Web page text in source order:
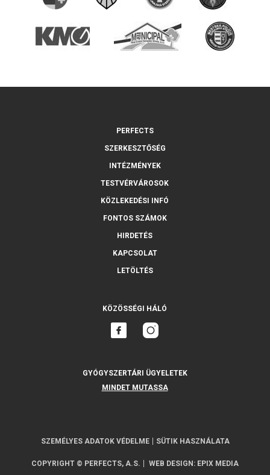
PERFECTS
SZERKESZTŐSÉG
INTÉZMÉNYEK
TESTVÉRVÁROSOK
KÖZLEKEDÉSI INFÓ
FONTOS SZÁMOK
HIRDETÉS
KAPCSOLAT
LETÖLTÉS
KÖZÖSSÉGI HÁLÓ
GYÓGYSZERTÁRI ÜGYELETEK
MINDET MUTASSA
SZEMÉLYES ADATOK VÉDELME SÜTIK HASZNÁLATA
COPYRIGHT © PERFECTS, A.S. WEB DESIGN : EPIX MEDIA